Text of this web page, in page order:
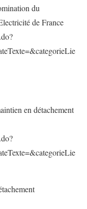
du
de France
en détachement